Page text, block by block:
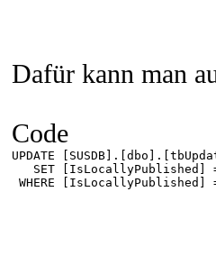
Dafür kann man
Code
UPDATE
SET [IsLocallyPublished]
WHERE